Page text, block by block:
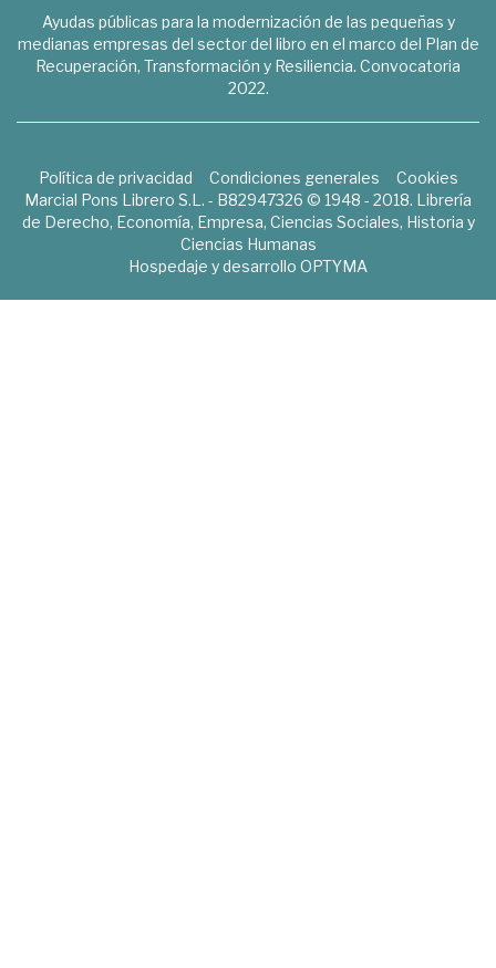
Ayudas públicas para la modernización de las pequeñas y
medianas empresas del sector del libro en el marco del Plan de
Recuperación, Transformación y Resiliencia. Convocatoria
2022.
Política de privacidad Condiciones generales
Cookies
Marcial Pons Librero S.L. - B82947326 © 1948 - 2018. Librería
de Derecho, Economía, Empresa, Ciencias Sociales, Historia y
Ciencias Humanas
Hospedaje y desarrollo OPTYMA